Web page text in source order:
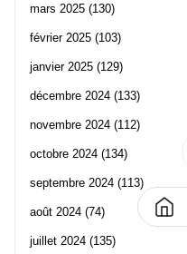
mars 2025 (130)
février 2025 (103)
janvier 2025 (129)
décembre 2024 (133)
novembre 2024 (112)
octobre 2024 (134)
septembre 2024 (113)
août 2024 (74)
juillet 2024 (135)